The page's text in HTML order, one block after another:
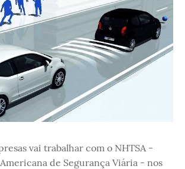
vai trabalhar com o NHTSA -
de Segurança Viária - nos